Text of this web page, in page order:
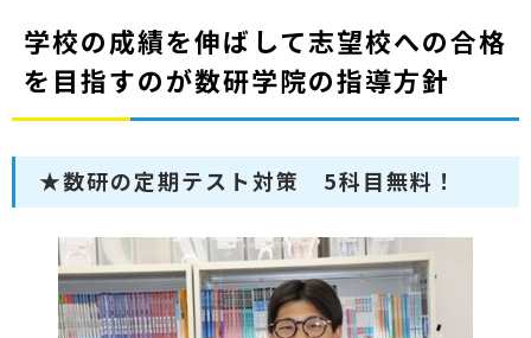
学校の成績を伸ばして志望校への合格
を目指すのが数研学院の指導方針
★数研の定期テスト対策 5科目無料！